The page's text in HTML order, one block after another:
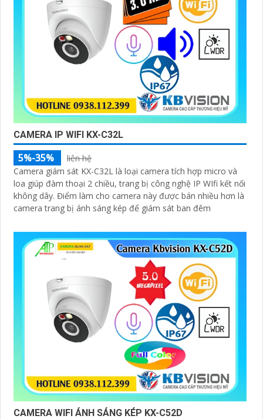
CAMERA IP WIFI KX-C32L
5%-35%
liên hệ
Camera giám sát KX-C32L là loại camera tích hợp micro và
loa giúp đàm thoại 2 chiều, trang bị công nghệ IP WIfi kết nối
không dây. Điểm làm cho camera này được bán nhiều hơn là
camera trang bị ánh sáng kép để giám sát ban đêm
CAMERA WIFI ÁNH SÁNG KÉP KX-C52D